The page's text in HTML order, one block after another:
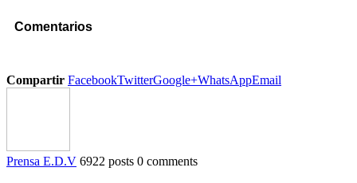
Comentarios
Compartir FacebookTwitterGoogle+WhatsAppEmail
Prensa E.D.V 6922 posts 0 comments